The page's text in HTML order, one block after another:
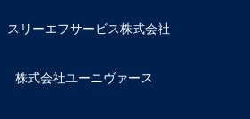
スリーエフサービス株式会社
株式会社ユーニヴァース